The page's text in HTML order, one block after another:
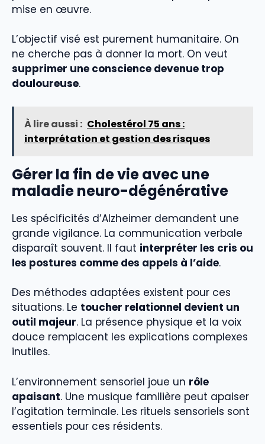
mise en œuvre.
L’objectif visé est purement humanitaire. On
ne cherche pas à donner la mort. On veut
supprimer une conscience devenue trop
douloureuse.
À lire aussi : Cholestérol 75 ans :
interprétation et gestion des risques
Gérer la fin de vie avec une
maladie neuro-dégénérative
Les spécificités d’Alzheimer demandent une
grande vigilance. La communication verbale
disparaît souvent. Il faut interpréter les cris ou
les postures comme des appels à l’aide.
Des méthodes adaptées existent pour ces
situations. Le toucher relationnel devient un
outil majeur. La présence physique et la voix
douce remplacent les explications complexes
inutiles.
L’environnement sensoriel joue un rôle
apaisant. Une musique familière peut apaiser
l’agitation terminale. Les rituels sensoriels sont
essentiels pour ces résidents.